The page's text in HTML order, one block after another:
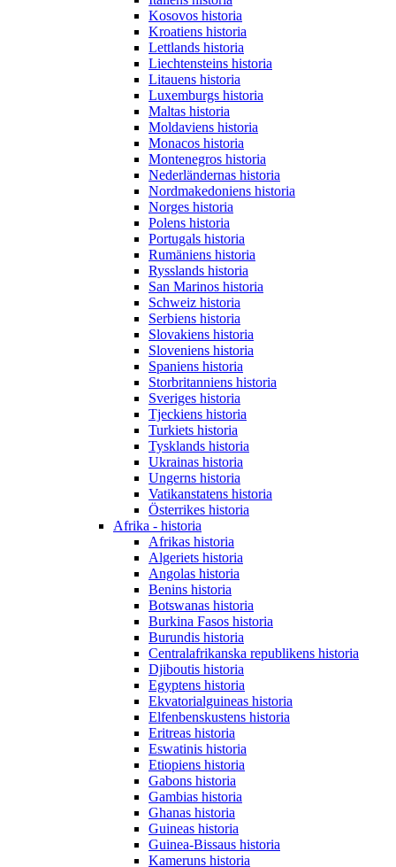
Kosovos historia
Kroatiens historia
Lettlands historia
Liechtensteins historia
Litauens historia
Luxemburgs historia
Maltas historia
Moldaviens historia
Monacos historia
Montenegros historia
Nederländernas historia
Nordmakedoniens historia
Norges historia
Polens historia
Portugals historia
Rumäniens historia
Rysslands historia
San Marinos historia
Schweiz historia
Serbiens historia
Slovakiens historia
Sloveniens historia
Spaniens historia
Storbritanniens historia
Sveriges historia
Tjeckiens historia
Turkiets historia
Tysklands historia
Ukrainas historia
Ungerns historia
Vatikanstatens historia
Österrikes historia
Afrika - historia
Afrikas historia
Algeriets historia
Angolas historia
Benins historia
Botswanas historia
Burkina Fasos historia
Burundis historia
Centralafrikanska republikens historia
Djiboutis historia
Egyptens historia
Ekvatorialguineas historia
Elfenbenskustens historia
Eritreas historia
Eswatinis historia
Etiopiens historia
Gabons historia
Gambias historia
Ghanas historia
Guineas historia
Guinea-Bissaus historia
Kameruns historia